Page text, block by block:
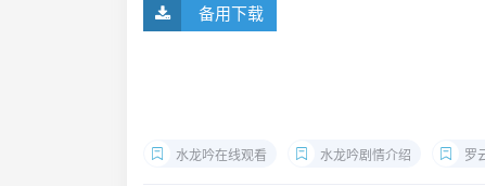
备用下载
水龙吟在线观看 水龙吟剧情介绍 罗